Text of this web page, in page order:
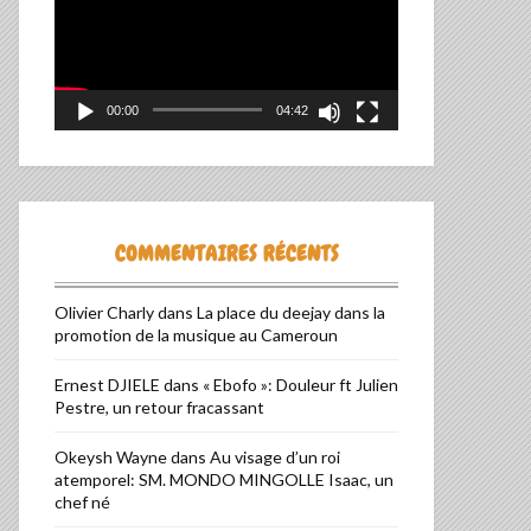
00:00 04:42
COMMENTAIRES RÉCENTS
Olivier Charlydans La place du deejay dans la
promotion de la musique au Cameroun
Ernest DJIELE dans « Ebofo »: Douleur ft Julien
Pestre, un retour fracassant
Okeysh Waynedans Au visage d’un roi
atemporel: SM. MONDO MINGOLLE Isaac, un
chef né